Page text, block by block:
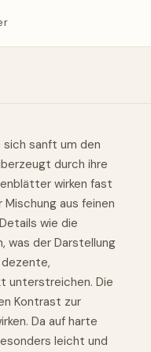
sanft um den
durch ihre
wirken fast
aus feinen
wie die
was der Darstellung
unterstreichen. Die
Kontrast zur
Da auf harte
leicht und